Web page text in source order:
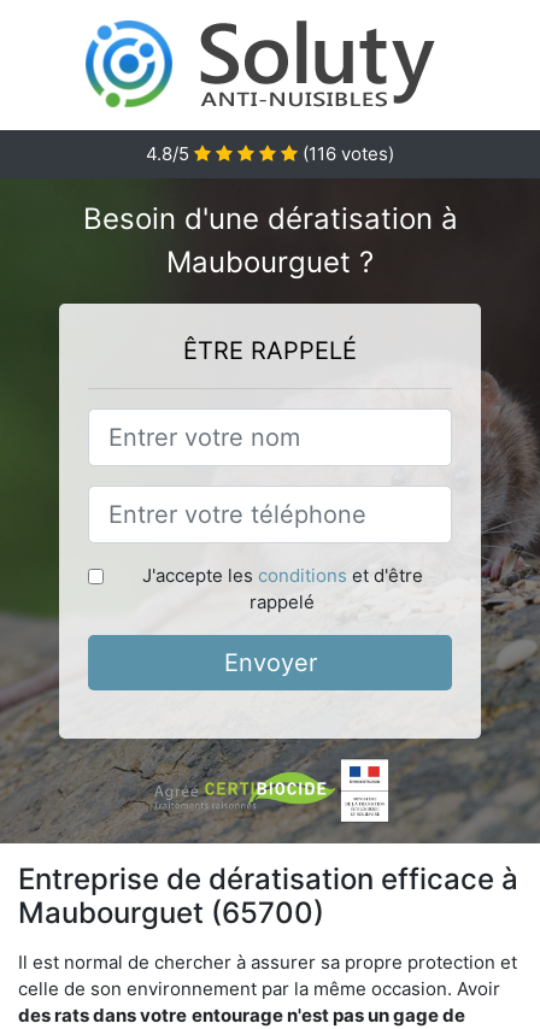
4.8/5 (116 votes)
Besoin d'une dératisation à
Maubourguet ?
ÊTRE RAPPELÉ
J'accepte les conditions et d'être
rappelé
Envoyer
Entreprise de dératisation efficace à
Maubourguet (65700)
Il est normal de chercher à assurer sa propre protection et
celle de son environnement par la même occasion. Avoir
des rats dans votre entourage n'est pas un gage de